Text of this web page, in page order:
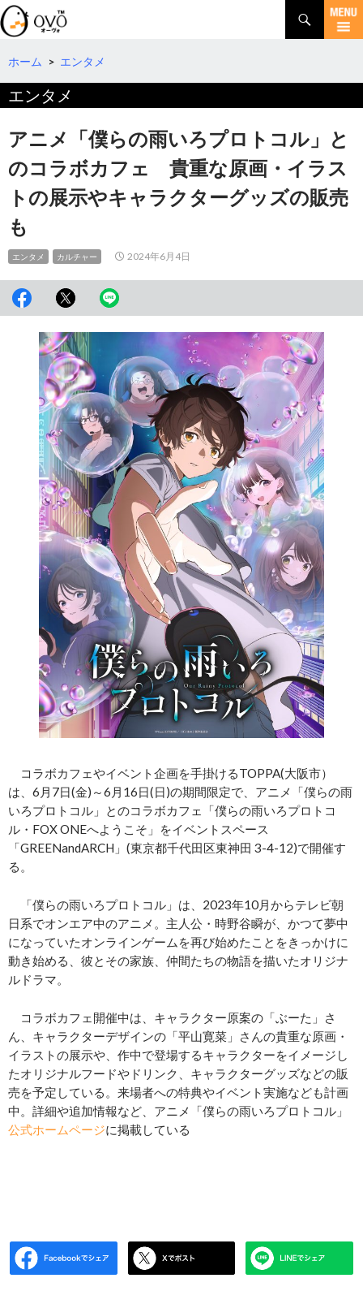
検
索
コ
テ
へ
移
ホーム > エンタメ
エンタメ
アニメ「僕らの雨いろプロトコル」と
のコラボカフェ 貴重な原画・イラス
トの展示やキャラクターグッズの販売
も
エンタメ カルチャー 2024年6月4日
コラボカフェやイベント企画を手掛けるTOPPA(大阪市）
は、6月7日(金)～6月16日(日)の期間限定で、アニメ「僕らの雨
いろプロトコル」とのコラボカフェ「僕らの雨いろプロトコ
ル・FOX ONEへようこそ」をイベントスペース
「GREENandARCH」(東京都千代田区東神田 3-4-12)で開催す
る。
「僕らの雨いろプロトコル」は、2023年10月からテレビ朝
日系でオンエア中のアニメ。主人公・時野谷瞬が、かつて夢中
になっていたオンラインゲームを再び始めたことをきっかけに
動き始める、彼とその家族、仲間たちの物語を描いたオリジナ
ルドラマ。
コラボカフェ開催中は、キャラクター原案の「ぶーた」さ
ん、キャラクターデザインの「平山寛菜」さんの貴重な原画・
イラストの展示や、作中で登場するキャラクターをイメージし
たオリジナルフードやドリンク、キャラクターグッズなどの販
売を予定している。来場者への特典やイベント実施なども計画
中。詳細や追加情報など、アニメ「僕らの雨いろプロトコル」
公式ホームページに掲載している